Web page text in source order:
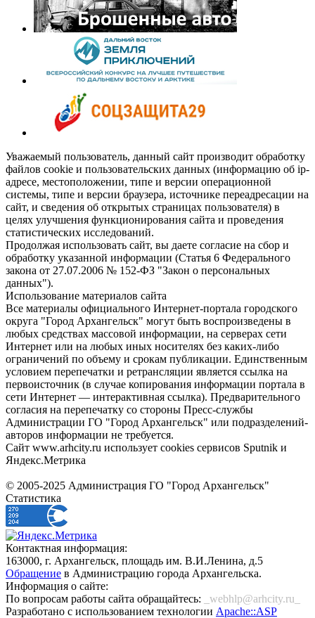
Уважаемый пользователь, данный сайт производит обработку
файлов cookie и пользовательских данных (информацию об ip-
адресе, местоположении, типе и версии операционной
системы, типе и версии браузера, источнике переадресации на
сайт, и сведения об открытых страницах пользователя) в
целях улучшения функционирования сайта и проведения
статистических исследований.
Продолжая использовать сайт, вы даете согласие на сбор и
обработку указанной информации (Статья 6 Федерального
закона от 27.07.2006 № 152-ФЗ "Закон о персональных
данных").
Использование материалов сайта
Все материалы официального Интернет-портала городского
округа "Город Архангельск" могут быть воспроизведены в
любых средствах массовой информации, на серверах сети
Интернет или на любых иных носителях без каких-либо
ограничений по объему и срокам публикации. Единственным
условием перепечатки и ретрансляции является ссылка на
первоисточник (в случае копирования информации портала в
сети Интернет — интерактивная ссылка). Предварительного
согласия на перепечатку со стороны Пресс-службы
Администрации ГО "Город Архангельск" или подразделений-
авторов информации не требуется.
Сайт www.arhcity.ru использует cookies сервисов Sputnik и
Яндекс.Метрика
© 2005-2025 Администрация ГО "Город Архангельск"
Статистика
Контактная информация:
163000, г. Архангельск, площадь им. В.И.Ленина, д.5
Обращение в Администрацию города Архангельска.
Информация о сайте:
По вопросам работы сайта обращайтесь:
_webhlp@arhcity.ru_
Разработано с использованием технологии Apache::ASP